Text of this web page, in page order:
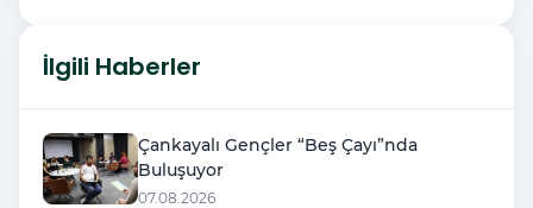
İlgili Haberler
Çankayalı Gençler “Beş Çayı”nda
Buluşuyor
07.08.2026